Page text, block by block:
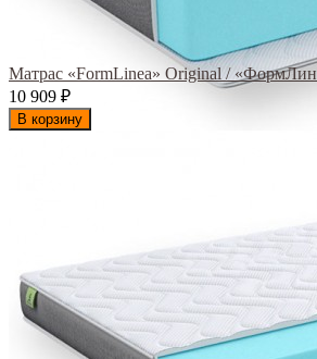
Матрас «FormLinea» Original /
10 909 ₽
В корзину